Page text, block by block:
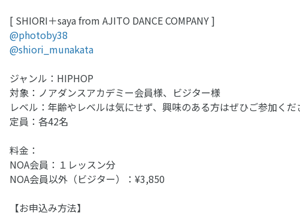
[ SHIORI＋saya from AJITO DANCE COMPANY ]
@photoby38
@shiori_munakata
ジャンル：HIPHOP
対象：ノアダンスアカデミー会員様、ビジター様
レベル：年齢やレベルは気にせず、興味のある方はぜひご参加くだ
定員：各42名
料金：
NOA会員：１レッスン分
NOA会員以外（ビジター）：¥3,850
【お申込み方法】